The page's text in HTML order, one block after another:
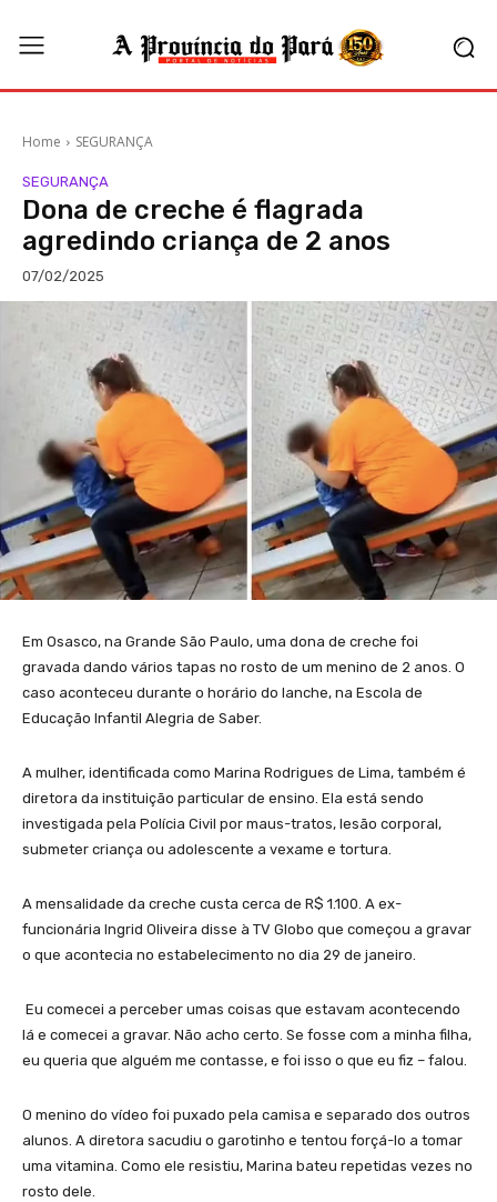
Home SEGURANÇA
SEGURANÇA
Dona de creche é flagrada
agredindo criança de 2 anos
07/02/2025
Em Osasco, na Grande São Paulo, uma dona de creche foi
gravada dando vários tapas no rosto de um menino de 2 anos. O
caso aconteceu durante o horário do lanche, na Escola de
Educação Infantil Alegria de Saber.
A mulher, identificada como Marina Rodrigues de Lima, também é
diretora da instituição particular de ensino. Ela está sendo
investigada pela Polícia Civil por maus-tratos, lesão corporal,
submeter criança ou adolescente a vexame e tortura.
A mensalidade da creche custa cerca de R$ 1.100. A ex-
funcionária Ingrid Oliveira disse à TV Globo que começou a gravar
o que acontecia no estabelecimento no dia 29 de janeiro.
Eu comecei a perceber umas coisas que estavam acontecendo
lá e comecei a gravar. Não acho certo. Se fosse com a minha filha,
eu queria que alguém me contasse, e foi isso o que eu fiz – falou.
O menino do vídeo foi puxado pela camisa e separado dos outros
alunos. A diretora sacudiu o garotinho e tentou forçá-lo a tomar
uma vitamina. Como ele resistiu, Marina bateu repetidas vezes no
rosto dele.